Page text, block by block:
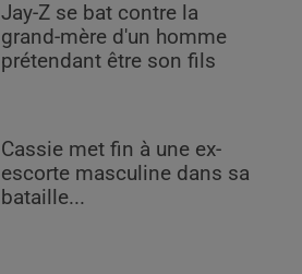
Jay-Z se bat contre la
grand-mère d'un homme
prétendant être son fils
Cassie met fin à une ex-
escorte masculine dans sa
bataille...